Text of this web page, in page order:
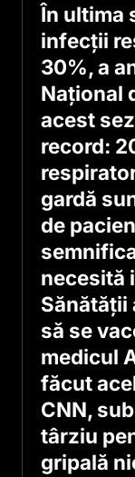
În ultima
infecții
30%, a
Național
acest
record:
gardă
de
necesită
Sănătății
să se
medicul
făcut
CNN,
târziu
gripală